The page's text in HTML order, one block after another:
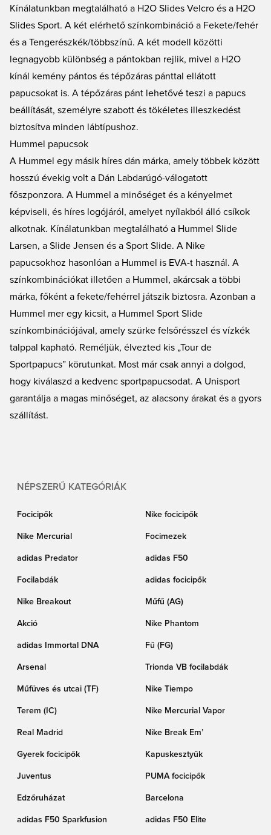
Kínálatunkban megtalálható a H2O Slides Velcro és a H2O
Slides Sport. A két elérhető színkombináció a Fekete/fehér
és a Tengerészkék/többszínű. A két modell közötti
legnagyobb különbség a pántokban rejlik, mivel a H2O
kínál kemény pántos és tépőzáras pánttal ellátott
papucsokat is. A tépőzáras pánt lehetővé teszi a papucs
beállítását, személyre szabott és tökéletes illeszkedést
biztosítva minden lábtípushoz.
Hummel papucsok
A Hummel egy másik híres dán márka, amely többek között
hosszú évekig volt a Dán Labdarúgó-válogatott
főszponzora. A Hummel a minőséget és a kényelmet
képviseli, és híres logójáról, amelyet nyílakból álló csíkok
alkotnak. Kínálatunkban megtalálható a Hummel Slide
Larsen, a Slide Jensen és a Sport Slide. A Nike
papucsokhoz hasonlóan a Hummel is EVA-t használ. A
színkombinációkat illetően a Hummel, akárcsak a többi
márka, főként a fekete/fehérrel játszik biztosra. Azonban a
Hummel mer egy kicsit, a Hummel Sport Slide
színkombinációjával, amely szürke felsőrésszel és vízkék
talppal kapható. Reméljük, élvezted kis „Tour de
Sportpapucs” körutunkat. Most már csak annyi a dolgod,
hogy kiválaszd a kedvenc sportpapucsodat. A Unisport
garantálja a magas minőséget, az alacsony árakat és a gyors
szállítást.
NÉPSZERŰ KATEGÓRIÁK
Focicipők Nike focicipők
Nike Mercurial Focimezek
adidas Predator adidas F50
Focilabdák adidas focicipők
Nike Breakout Műfű (AG)
Akció Nike Phantom
adidas Immortal DNA Fű (FG)
Arsenal Trionda VB focilabdák
Műfüves és utcai (TF) Nike Tiempo
Terem (IC) Nike Mercurial Vapor
Real Madrid Nike Break Em’
Gyerek focicipők Kapuskesztyűk
Juventus PUMA focicipők
Edzőruházat Barcelona
adidas F50 Sparkfusion adidas F50 Elite